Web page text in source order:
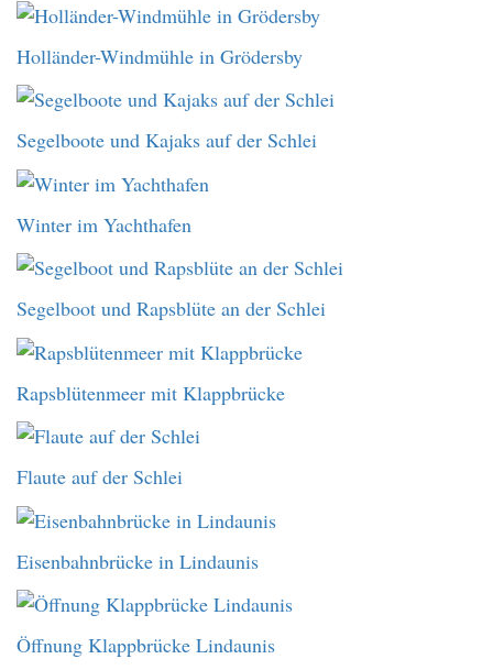
Holländer-Windmühle in Grödersby
Segelboote und Kajaks auf der Schlei
Winter im Yachthafen
Segelboot und Rapsblüte an der Schlei
Rapsblütenmeer mit Klappbrücke
Flaute auf der Schlei
Eisenbahnbrücke in Lindaunis
Öffnung Klappbrücke Lindaunis